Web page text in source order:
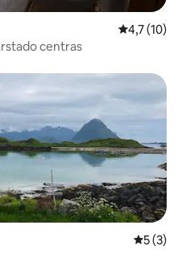
Vidutinis
4,7 (10)
centras
Vidutinis
5 (3)